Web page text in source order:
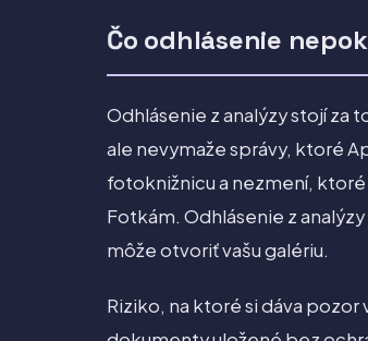
Čo odhlásenie
Odhlásenie z analýzy stojí za
ale nevymaže správy, ktoré
fotoknižnicu a nezmení,
Fotkám. Odhlásenie z
môže otvoriť vašu galériu.
Riziko, na ktoré si dáva